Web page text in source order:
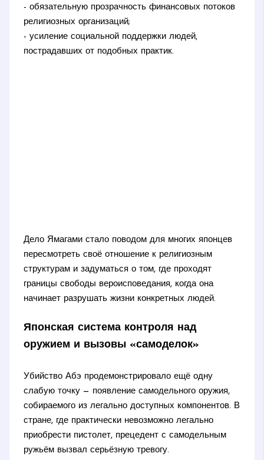
- обязательную прозрачность финансовых потоков
религиозных организаций;
- усиление социальной поддержки людей,
пострадавших от подобных практик.
Дело Ямагами стало поводом для многих японцев
пересмотреть своё отношение к религиозным
структурам и задуматься о том, где проходят
границы свободы вероисповедания, когда она
начинает разрушать жизни конкретных людей.
Японская система контроля над
оружием и вызовы «самоделок»
Убийство Абэ продемонстрировало ещё одну
слабую точку — появление самодельного оружия,
собираемого из легально доступных компонентов. В
стране, где практически невозможно легально
приобрести пистолет, прецедент с самодельным
ружьём вызвал серьёзную тревогу.